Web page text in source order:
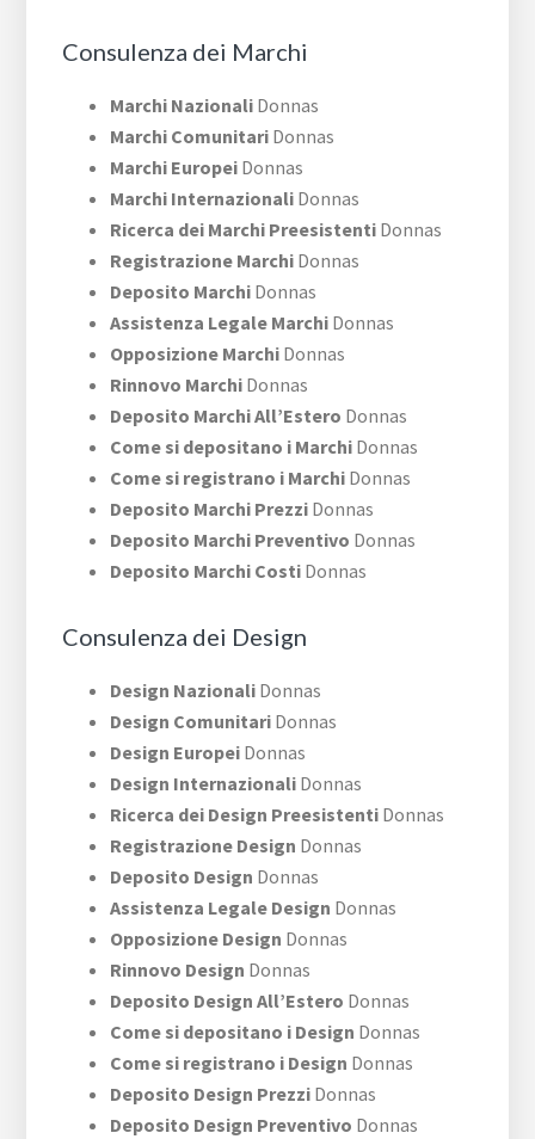
Consulenza dei Marchi
Marchi Nazionali Donnas
Marchi Comunitari Donnas
Marchi Europei Donnas
Marchi Internazionali Donnas
Ricerca dei Marchi Preesistenti Donnas
Registrazione Marchi Donnas
Deposito Marchi Donnas
Assistenza Legale Marchi Donnas
Opposizione Marchi Donnas
Rinnovo Marchi Donnas
Deposito Marchi All’Estero Donnas
Come si depositano i Marchi Donnas
Come si registrano i Marchi Donnas
Deposito Marchi Prezzi Donnas
Deposito Marchi Preventivo Donnas
Deposito Marchi Costi Donnas
Consulenza dei Design
Design Nazionali Donnas
Design Comunitari Donnas
Design Europei Donnas
Design Internazionali Donnas
Ricerca dei Design Preesistenti Donnas
Registrazione Design Donnas
Deposito Design Donnas
Assistenza Legale Design Donnas
Opposizione Design Donnas
Rinnovo Design Donnas
Deposito Design All’Estero Donnas
Come si depositano i Design Donnas
Come si registrano i Design Donnas
Deposito Design Prezzi Donnas
Deposito Design Preventivo Donnas